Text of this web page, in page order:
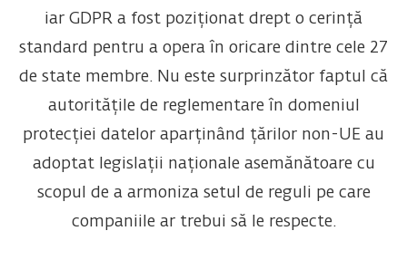
iar GDPR a fost poziționat drept o cerință
standard pentru a opera în oricare dintre cele 27
de state membre. Nu este surprinzător faptul că
autoritățile de reglementare în domeniul
protecției datelor aparținând țărilor non-UE au
adoptat legislații naționale asemănătoare cu
scopul de a armoniza setul de reguli pe care
companiile ar trebui să le respecte.